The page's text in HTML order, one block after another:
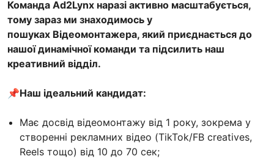
Команда Ad2Lynx наразі активно масштабується,
тому зараз ми знаходимось у
пошуках Відеомонтажера, який приєднається до
нашої динамічної команди та підсилить наш
креативний відділ.
📌Наш ідеальний кандидат:
Має досвід відеомонтажу від 1 року, зокрема у
створенні рекламних відео (TikTok/FB creatives,
Reels тощо) від 10 до 70 сек;